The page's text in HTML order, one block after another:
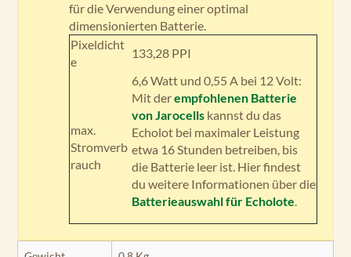
für die Verwendung einer optimal
dimensionierten Batterie.
Pixeldicht
e
133,28 PPI
max.
Stromverb
rauch
6,6 Watt und 0,55 A bei 12 Volt:
Mit derempfohlenen Batterie
von Jarocells kannst du das
Echolot bei maximaler Leistung
etwa 16 Stunden betreiben, bis
die Batterie leer ist. Hier findest
du weitere Informationen über die
Batterieauswahl für Echolote.